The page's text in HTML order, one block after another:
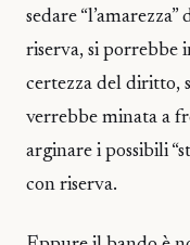
sedare
riserva, si porrebbe
certezza del diritto,
verrebbe minata a
arginare i possibili
con riserva.